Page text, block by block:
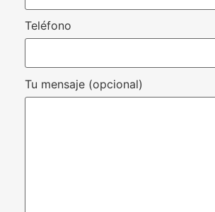
Teléfono
Tu mensaje (opcional)